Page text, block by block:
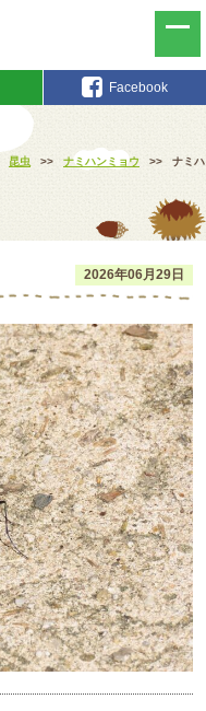
Facebook
昆虫 >> ナミハンミョウ >>
ナミハ
2026年06月29日